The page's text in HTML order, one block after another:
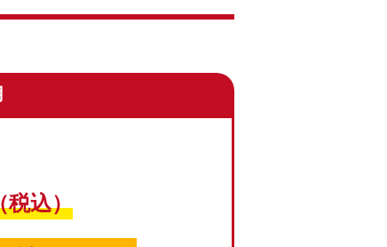
税込）